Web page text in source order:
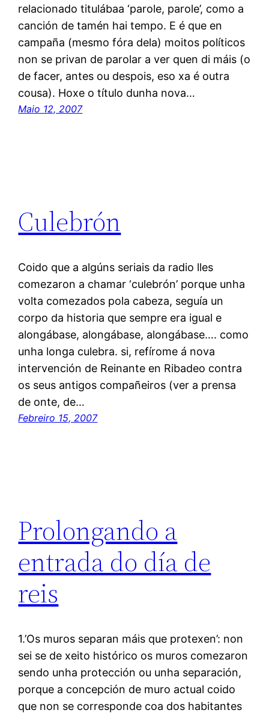
relacionado titulábaa ‘parole, parole’, como a
canción de tamén hai tempo. E é que en
campaña (mesmo fóra dela) moitos políticos
non se privan de parolar a ver quen di máis (o
de facer, antes ou despois, eso xa é outra
cousa). Hoxe o título dunha nova…
Maio 12, 2007
Culebrón
Coido que a algúns seriais da radio lles
comezaron a chamar ‘culebrón’ porque unha
volta comezados pola cabeza, seguía un
corpo da historia que sempre era igual e
alongábase, alongábase, alongábase…. como
unha longa culebra. si, refírome á nova
intervención de Reinante en Ribadeo contra
os seus antigos compañeiros (ver a prensa
de onte, de…
Febreiro 15, 2007
Prolongando a
entrada do día de
reis
1.’Os muros separan máis que protexen’: non
sei se de xeito histórico os muros comezaron
sendo unha protección ou unha separación,
porque a concepción de muro actual coido
que non se corresponde coa dos habitantes